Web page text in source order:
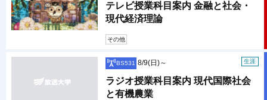
テレビ授業科目案内 金融と社会・
現代経済理論
その他
BS531 生涯
8/9(日)～
ラジオ授業科目案内 現代国際社会
と有機農業